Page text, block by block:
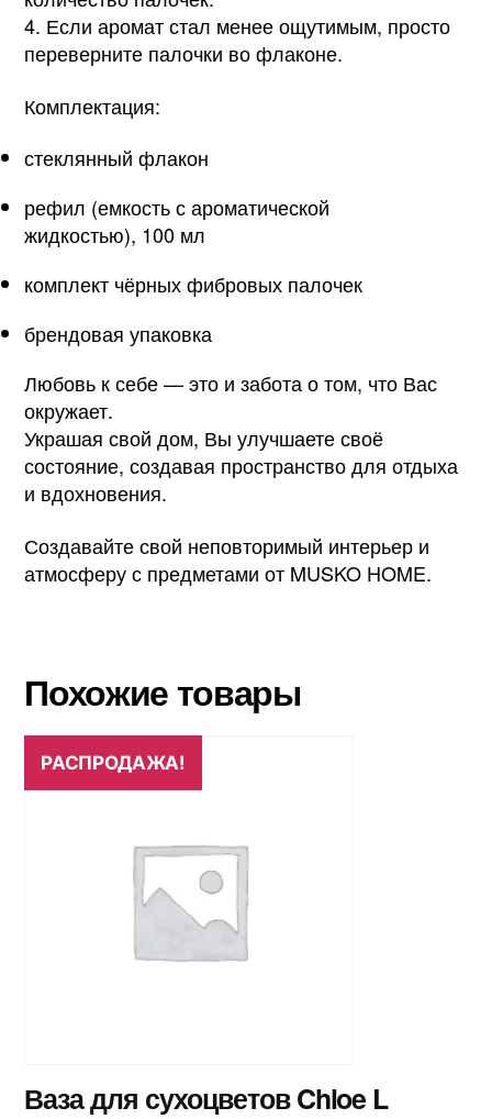
4. Если аромат стал менее ощутимым, просто
переверните палочки во флаконе.
Комплектация:
стеклянный флакон
рефил (емкость с ароматической
жидкостью), 100 мл
комплект чёрных фибровых палочек
брендовая упаковка
Любовь к себе — это и забота о том, что Вас
окружает.
Украшая свой дом, Вы улучшаете своё
состояние, создавая пространство для отдыха
и вдохновения.
Создавайте свой неповторимый интерьер и
атмосферу с предметами от MUSKO HOME.
Похожие товары
РАСПРОДАЖА!
Ваза для сухоцветов Chloe L